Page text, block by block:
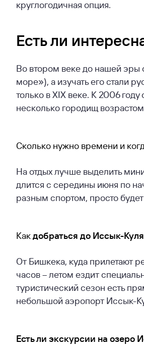
круглогодичная опция.
Есть ли
Во втором веке до нашей эры
море»), а изучать его стали
только в XIX веке. К 2006
несколько городищ
Сколько нужно времени и
На отдых лучше выделить
длится с середины июня по
разным спортом, просто
Какдобраться до Иссык-Куля
От Бишкека, куда прилетают
часов – летом ездит
туристический сезон есть
небольшой аэропорт Иссык-
Есть ли экскурсии на озеро